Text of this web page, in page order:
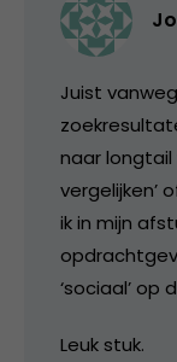
Juist
naar longtail
vergelijken’
ik in mijn
‘sociaal’ op
Leuk stuk.